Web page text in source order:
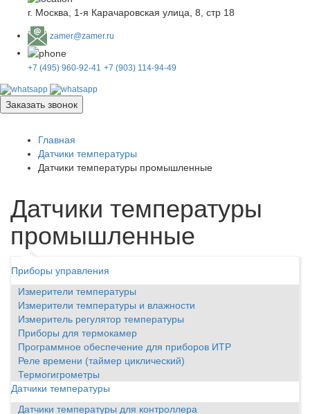
г. Москва, 1-я Карачаровская улица, 8, стр 18
zamer@zamer.ru
+7 (495) 960-92-41 +7 (903) 114-94-49
Заказать звонок
Главная
Датчики температуры
Датчики температуры промышленные
Датчики температуры
промышленные
Приборы управления
Измерители температуры
Измерители температуры и влажности
Измеритель регулятор температуры
Приборы для термокамер
Программное обеспечение для приборов ИТР
Реле времени (таймер циклический)
Термогигрометры
Датчики температуры
Датчики температуры для контроллера